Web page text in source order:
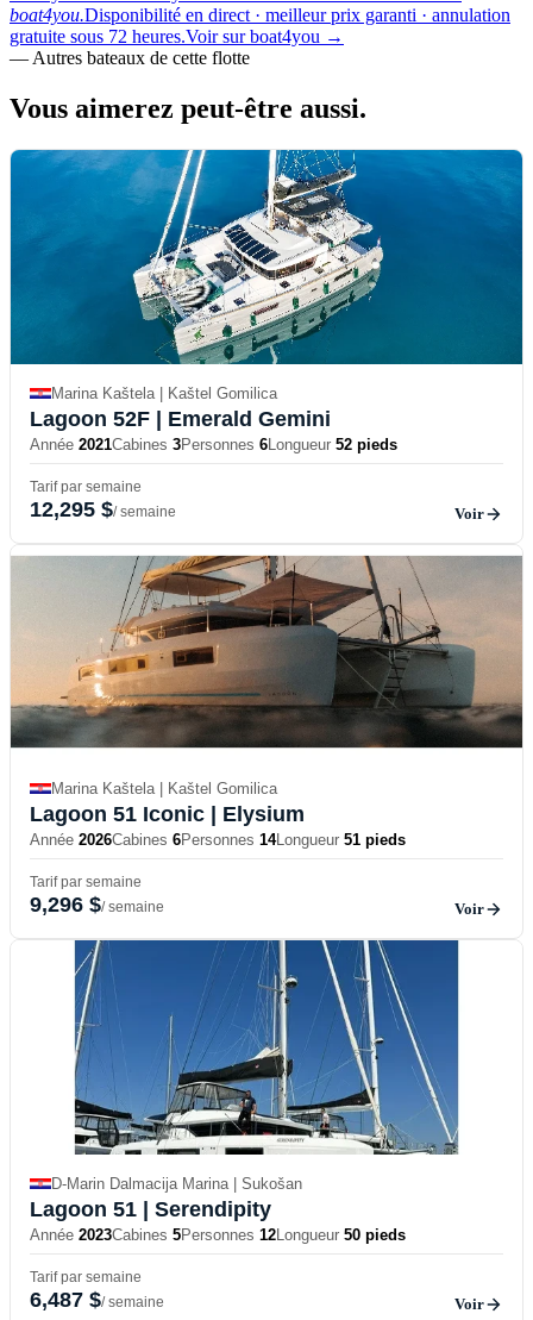
boat4you.Disponibilité en direct · meilleur prix garanti · annulation
gratuite sous 72 heures.Voir sur boat4you →
— Autres bateaux de cette flotte
Vous aimerez peut-être aussi.
Marina Kaštela | Kaštel Gomilica
Lagoon 52F | Emerald Gemini
Année 2021Cabines 3Personnes 6Longueur 52 pieds
Tarif par semaine
12,295 $/ semaine Voir
Marina Kaštela | Kaštel Gomilica
Lagoon 51 Iconic | Elysium
Année 2026Cabines 6Personnes 14Longueur 51 pieds
Tarif par semaine
9,296 $/ semaine Voir
D-Marin Dalmacija Marina | Sukošan
Lagoon 51 | Serendipity
Année 2023Cabines 5Personnes 12Longueur 50 pieds
Tarif par semaine
6,487 $/ semaine Voir